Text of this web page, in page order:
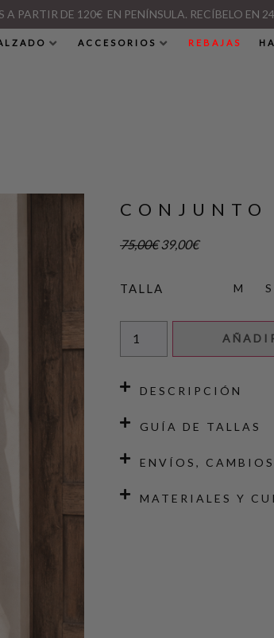
A PARTIR DE 120€ EN PENÍNSULA. RECÍBELO EN
ACCESORIOS REBAJAS
CONJUNTO
75,00€ 39,00€
TALLA M S
DESCRIPCIÓN
GUÍA DE TALLAS
ENVÍOS,
MATERIALES Y